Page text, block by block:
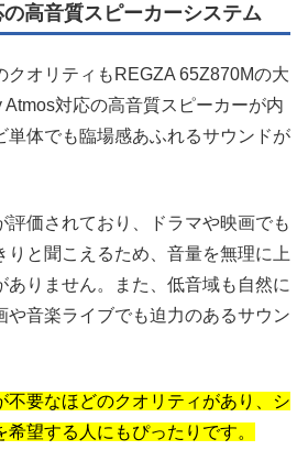
高音質スピーカーシステム
クオリティもREGZA 65Z870Mの大
対応の高音質スピーカーが内
単体でも臨場感あふれるサウンドが
評価されており、ドラマや映画でも
りと聞こえるため、音量を無理に上
ありません。また、低音域も自然に
や音楽ライブでも迫力のあるサウン
不要なほどのクオリティがあり、シ
望する人にもぴったりです。